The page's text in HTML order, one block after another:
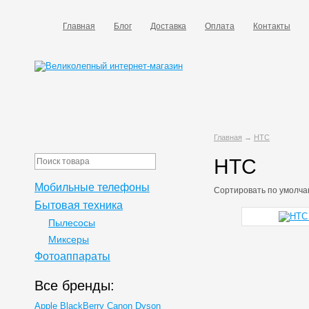
Главная Блог Доставка Оплата Контакты
Главная → HTC
HTC
Сортировать по
Мобильные телефоны
Бытовая техника
Пылесосы
Миксеры
Фотоаппараты
Все бренды:
Apple BlackBerry Canon Dyson